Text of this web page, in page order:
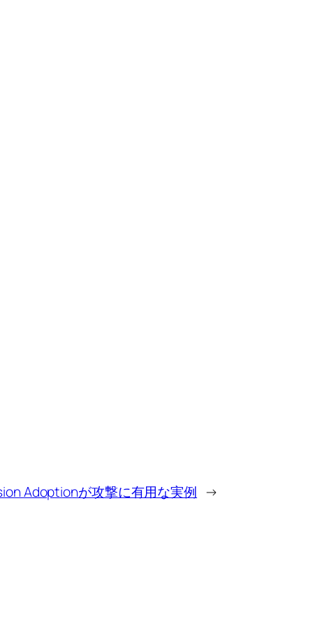
Adoptionが攻撃に有用な実例 →